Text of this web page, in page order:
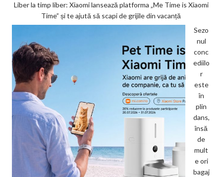
Liber la timp liber: Xiaomi lansează platforma „Me Time is Xiaomi
Time” și te ajută să scapi de grijile din vacanță
Sezo
nul
conc
ediilo
r
este
în
plin
dans,
însă
de
mult
e ori
bagaj